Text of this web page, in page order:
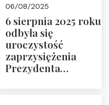
06/08/2025
6 sierpnia 2025 roku
odbyła się
uroczystość
zaprzysiężenia
Prezydenta